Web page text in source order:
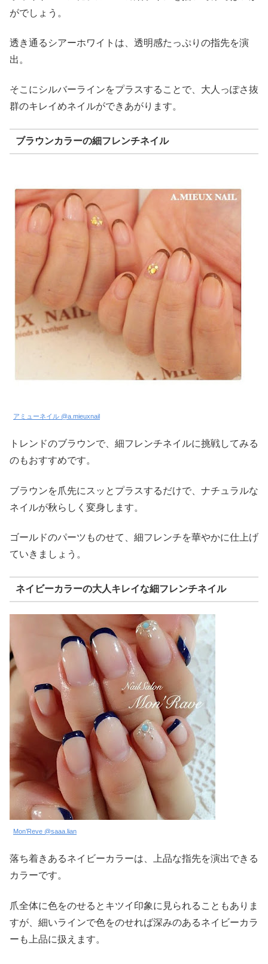
がでしょう。
透き通るシアーホワイトは、透明感たっぷりの指先を演
出。
そこにシルバーラインをプラスすることで、大人っぽさ抜
群のキレイめネイルができあがります。
ブラウンカラーの細フレンチネイル
アミューネイル @a.mieuxnail
トレンドのブラウンで、細フレンチネイルに挑戦してみる
のもおすすめです。
ブラウンを爪先にスッとプラスするだけで、ナチュラルな
ネイルが秋らしく変身します。
ゴールドのパーツものせて、細フレンチを華やかに仕上げ
ていきましょう。
ネイビーカラーの大人キレイな細フレンチネイル
Mon’Reve @saaa.lian
落ち着きあるネイビーカラーは、上品な指先を演出できる
カラーです。
爪全体に色をのせるとキツイ印象に見られることもありま
すが、細いラインで色をのせれば深みのあるネイビーカラ
ーも上品に扱えます。